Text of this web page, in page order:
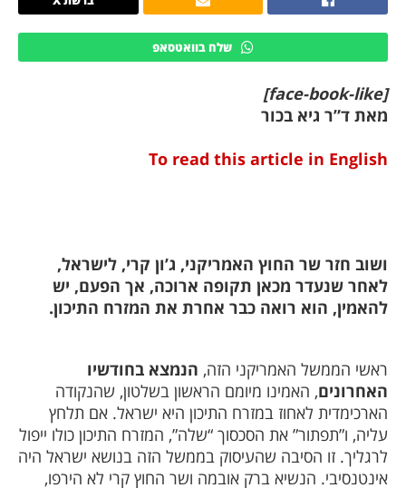
שלח בוואטסאפ
[face-book-like]
מאת ד”ר גיא בכור
To read this article in English
ושוב חזר שר החוץ האמריקני, ג’ון קרי, לישראל,
לאחר שנעדר מכאן תקופה ארוכה, אך הפעם, יש
להאמין, הוא רואה כבר אחרת את המזרח התיכון.
ראשי הממשל האמריקני הזה, הנמצא בחודשיו
האחרונים, האמינו מיומם הראשון בשלטון, שהנקודה
הארכימדית לאחוז במזרח התיכון היא ישראל. אם תלחץ
עליה, ו”תפתור” את הסכסוך “שלה”, המזרח התיכון כולו ייפול
לרגליך. זו הסיבה שהעיסוק בממשל הזה בנושא ישראל היה
אינטנסיבי. הנשיא ברק אובמה ושר החוץ קרי לא הירפו,